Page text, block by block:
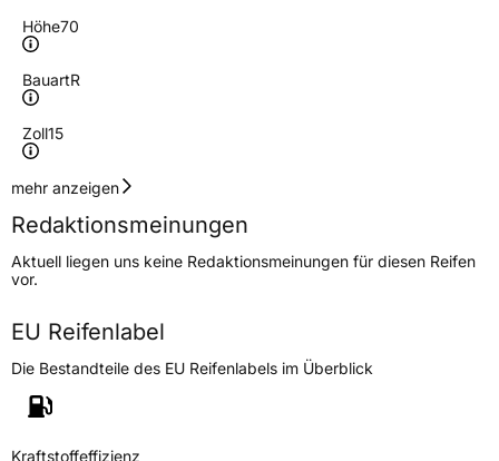
Höhe70
BauartR
Zoll15
Geschwindigkeitsindex
Höchstgeschwindigkeit
170 km/h
Lastindex112/110
Höchstlast1120/1060 kg
Generelle Merkmale
Fahrzeugtyp
mehr anzeigen
Redaktionsmeinungen
Aktuell liegen uns keine Redaktionsmeinungen für diesen Reifen
vor.
EU Reifenlabel
Die Bestandteile des EU Reifenlabels im Überblick
Kraftstoffeffizienz